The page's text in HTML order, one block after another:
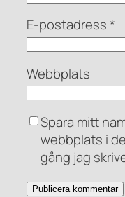
E-postadress*
Webbplats
Spara mitt
webbplats i
gång jag